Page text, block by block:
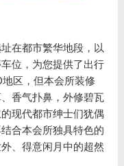
在都市繁华地段，以
位，为您提供了出行
区，但本会所装修
香气扑鼻，外修碧瓦
现代都市绅士们犹偶
合本会所独具特色的
、得意闲月中的超然